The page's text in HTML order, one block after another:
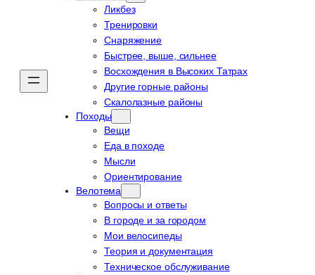
Ликбез
Тренировки
Снаряжение
Быстрее, выше, сильнее
Восхождения в Высоких Татрах
Другие горные районы
Скалолазные районы
Походы
Вещи
Еда в походе
Мысли
Ориентирование
Велотема
Вопросы и ответы
В городе и за городом
Мои велосипеды
Теория и документация
Техническое обслуживание